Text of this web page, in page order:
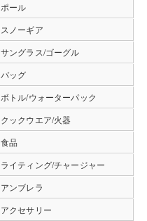
ポール
スノーギア
サングラス/ゴーグル
バッグ
ボトル/ウォーターパック
クックウエア/火器
食品
ライティング/チャージャー
アンブレラ
アクセサリー